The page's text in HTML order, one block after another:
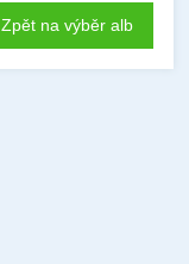
Zpět na výběr alb